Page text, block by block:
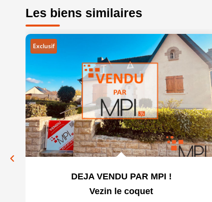
Les biens similaires
Exclusif
DEJA VENDU PAR MPI !
Vezin le coquet